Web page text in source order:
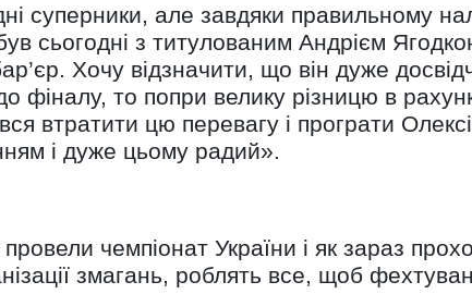
суперники, але завдяки правильному
сьогодні з титулованим Андрієм
Хочу відзначити, що він дуже
то попри велику різницю в
втратити цю перевагу і програти
і дуже цьому радий».
чемпіонат України і як зараз
змагань, роблять все, щоб